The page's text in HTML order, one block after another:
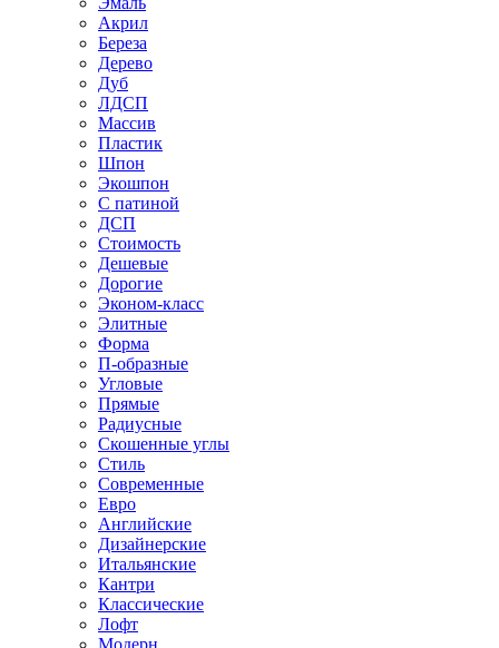
Акрил
Береза
Дерево
Дуб
ЛДСП
Массив
Пластик
Шпон
Экошпон
С патиной
ДСП
Стоимость
Дешевые
Дорогие
Эконом-класс
Элитные
Форма
П-образные
Угловые
Прямые
Радиусные
Скошенные углы
Стиль
Современные
Евро
Английские
Дизайнерские
Итальянские
Кантри
Классические
Лофт
Модерн